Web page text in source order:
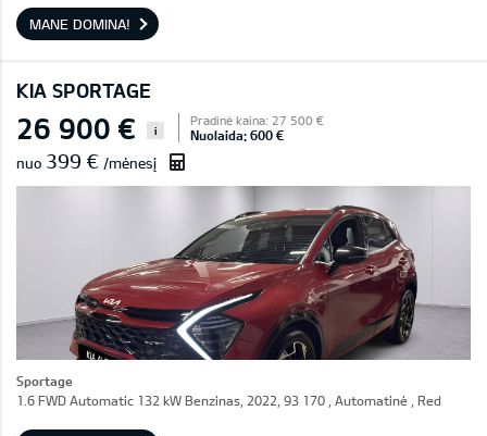
MANE DOMINA!
KIA SPORTAGE
26 900 € i
Pradinė kaina: 27 500 €
Nuolaida: 600 €
nuo 399 € /mėnesį
Sportage
1.6 FWD Automatic 132 kW Benzinas, 2022, 93 170 , Automatinė , Red